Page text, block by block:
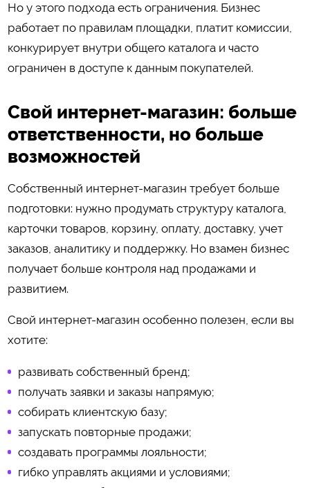
Но у этого подхода есть ограничения. Бизнес
работает по правилам площадки, платит комиссии,
конкурирует внутри общего каталога и часто
ограничен в доступе к данным покупателей.
Свой интернет-магазин: больше
ответственности, но больше
возможностей
Собственный интернет-магазин требует больше
подготовки: нужно продумать структуру каталога,
карточки товаров, корзину, оплату, доставку, учет
заказов, аналитику и поддержку. Но взамен бизнес
получает больше контроля над продажами и
развитием.
Свой интернет-магазин особенно полезен, если вы
хотите:
развивать собственный бренд;
получать заявки и заказы напрямую;
собирать клиентскую базу;
запускать повторные продажи;
создавать программы лояльности;
гибко управлять акциями и условиями;